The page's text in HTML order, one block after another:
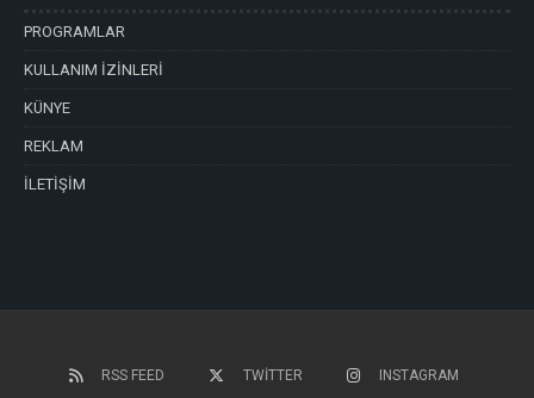
PROGRAMLAR
KULLANIM İZİNLERİ
KÜNYE
REKLAM
İLETİŞİM
RSS FEED TWITTER INSTAGRAM